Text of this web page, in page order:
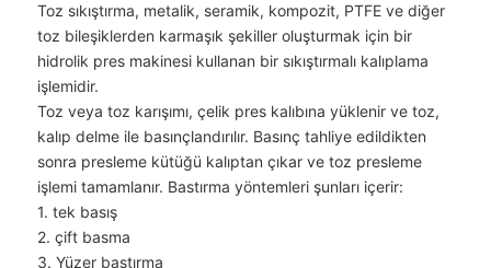
Toz sıkıştırma, metalik, seramik, kompozit, PTFE ve diğer
toz bileşiklerden karmaşık şekiller oluşturmak için bir
hidrolik pres makinesi kullanan bir sıkıştırmalı kalıplama
işlemidir.
Toz veya toz karışımı, çelik pres kalıbına yüklenir ve toz,
kalıp delme ile basınçlandırılır. Basınç tahliye edildikten
sonra presleme kütüğü kalıptan çıkar ve toz presleme
işlemi tamamlanır. Bastırma yöntemleri şunları içerir:
1. tek basış
2. çift basma
3. Yüzer bastırma